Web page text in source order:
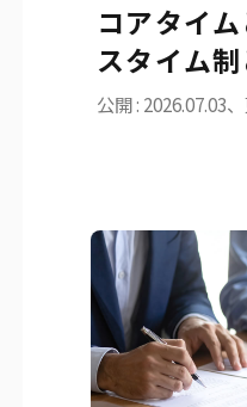
コアタイ
スタイム
ト・導入手
公開 : 2026.07.03